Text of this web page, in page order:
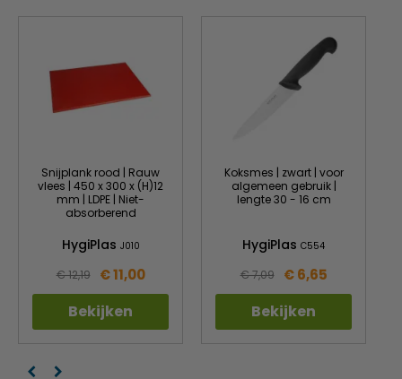
Snijplank rood | Rauw
vlees | 450 x 300 x (H)12
mm | LDPE | Niet-
absorberend
HygiPlas J010
€ 12,19 € 11,00
Bekijken
Koksmes | zwart | voor
algemeen gebruik |
lengte 30 - 16 cm
HygiPlas C554
€ 7,09 € 6,65
Bekijken